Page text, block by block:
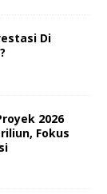
Di
2026
Fokus